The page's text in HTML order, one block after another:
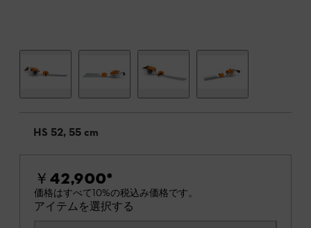
HS 52, 55 cm
￥42,900*
価格はすべて10%の税込み価格です。
アイテムを選択する